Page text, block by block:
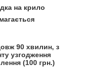
на крило
90 хвилин, з
узгодження
(100 грн.)